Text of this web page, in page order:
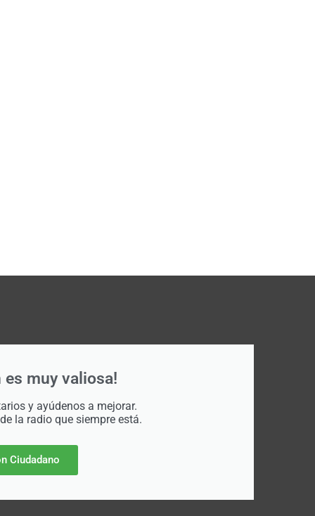
es muy valiosa!
y ayúdenos a mejorar.
la radio que siempre está.
Ciudadano